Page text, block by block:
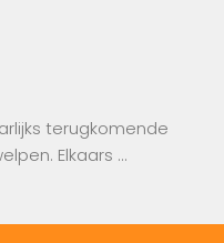
terugkomende
Elkaars …